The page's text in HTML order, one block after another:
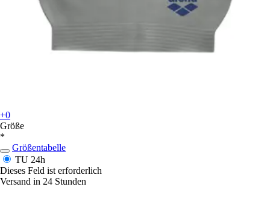
+0
Größe
*
Größentabelle
TU 24h
Dieses Feld ist erforderlich
Versand in 24 Stunden